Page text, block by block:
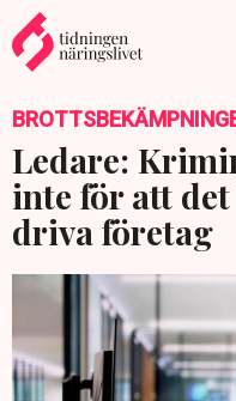
Ledare:
inte för att
driva företag